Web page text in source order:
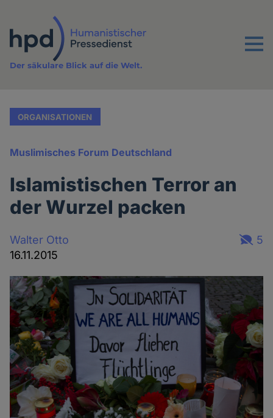
Inhalt
Menu
Der säkulare Blick auf die Welt.
ORGANISATIONEN
Muslimisches Forum Deutschland
Islamistischen Terror an
der Wurzel packen
Walter Otto
16.11.2015
5